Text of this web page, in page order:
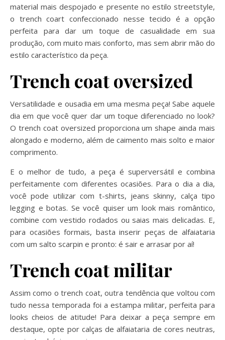
material mais despojado e presente no estilo streetstyle,
o trench coart confeccionado nesse tecido é a opção
perfeita para dar um toque de casualidade em sua
produção, com muito mais conforto, mas sem abrir mão do
estilo característico da peça.
Trench coat oversized
Versatilidade e ousadia em uma mesma peça! Sabe aquele
dia em que você quer dar um toque diferenciado no look?
O trench coat oversized proporciona um shape ainda mais
alongado e moderno, além de caimento mais solto e maior
comprimento.
E o melhor de tudo, a peça é superversátil e combina
perfeitamente com diferentes ocasiões. Para o dia a dia,
você pode utilizar com t-shirts, jeans skinny, calça tipo
legging e botas. Se você quiser um look mais romântico,
combine com vestido rodados ou saias mais delicadas. E,
para ocasiões formais, basta inserir peças de alfaiataria
com um salto scarpin e pronto: é sair e arrasar por aí!
Trench coat militar
Assim como o trench coat, outra tendência que voltou com
tudo nessa temporada foi a estampa militar, perfeita para
looks cheios de atitude! Para deixar a peça sempre em
destaque, opte por calças de alfaiataria de cores neutras,